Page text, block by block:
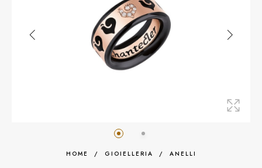
HOME / GIOIELLERIA / ANELLI